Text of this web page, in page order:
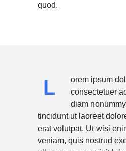
quod.
L
orem ipsum
consectetuer
diam
tincidunt ut laoreet
erat volutpat. Ut wisi
veniam, quis nostrud